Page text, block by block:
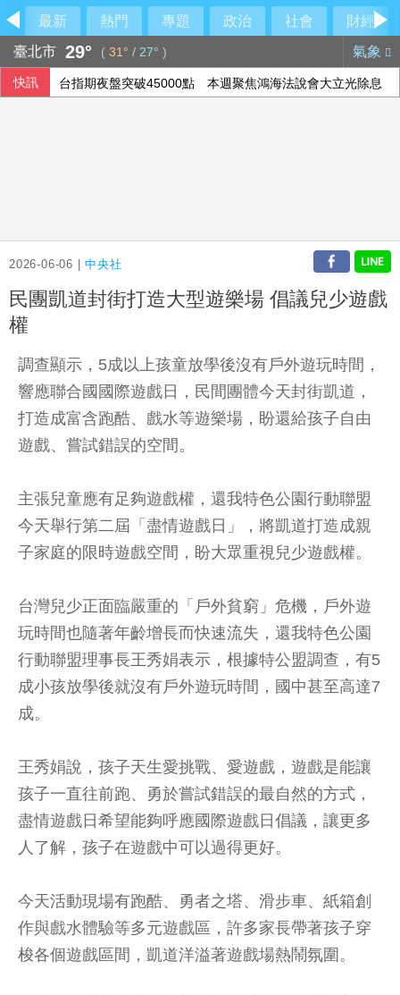
最新 熱門 專題 政治 社會
財經
臺北市 29° ( 31° / 27° ) 氣象
快訊 台指期夜盤突破45000點 本週聚焦鴻海法說會大立光除息
2026-06-06 |中央社
民團凱道封街打造大型遊樂場 倡議兒少遊戲
權
調查顯示，5成以上孩童放學後沒有戶外遊玩時間，
響應聯合國國際遊戲日，民間團體今天封街凱道，
打造成富含跑酷、戲水等遊樂場，盼還給孩子自由
遊戲、嘗試錯誤的空間。
主張兒童應有足夠遊戲權，還我特色公園行動聯盟
今天舉行第二屆「盡情遊戲日」，將凱道打造成親
子家庭的限時遊戲空間，盼大眾重視兒少遊戲權。
台灣兒少正面臨嚴重的「戶外貧窮」危機，戶外遊
玩時間也隨著年齡增長而快速流失，還我特色公園
行動聯盟理事長王秀娟表示，根據特公盟調查，有5
成小孩放學後就沒有戶外遊玩時間，國中甚至高達7
成。
王秀娟說，孩子天生愛挑戰、愛遊戲，遊戲是能讓
孩子一直往前跑、勇於嘗試錯誤的最自然的方式，
盡情遊戲日希望能夠呼應國際遊戲日倡議，讓更多
人了解，孩子在遊戲中可以過得更好。
今天活動現場有跑酷、勇者之塔、滑步車、紙箱創
作與戲水體驗等多元遊戲區，許多家長帶著孩子穿
梭各個遊戲區間，凱道洋溢著遊戲場熱鬧氛圍。